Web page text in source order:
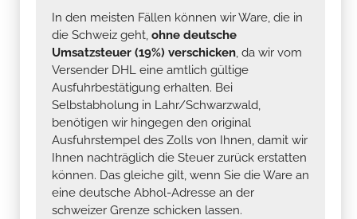
In den meisten Fällen können wir Ware, die in
die Schweiz geht, ohne deutsche
Umsatzsteuer (19%) verschicken, da wir vom
Versender DHL eine amtlich gültige
Ausfuhrbestätigung erhalten. Bei
Selbstabholung in Lahr/Schwarzwald,
benötigen wir hingegen den original
Ausfuhrstempel des Zolls von Ihnen, damit wir
Ihnen nachträglich die Steuer zurück erstatten
können. Das gleiche gilt, wenn Sie die Ware an
eine deutsche Abhol-Adresse an der
schweizer Grenze schicken lassen.